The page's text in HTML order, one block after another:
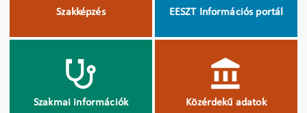
Szakképzés EESZT Információs portál
Szakmai információk Közérdekű adatok